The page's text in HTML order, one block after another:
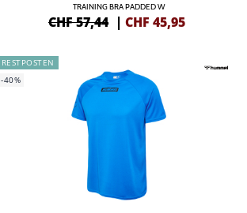
TRAINING BRA PADDED W
CHF 57,44 | CHF 45,95
RESTPOSTEN
-40%